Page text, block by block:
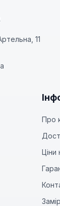
11
Про
Ціни